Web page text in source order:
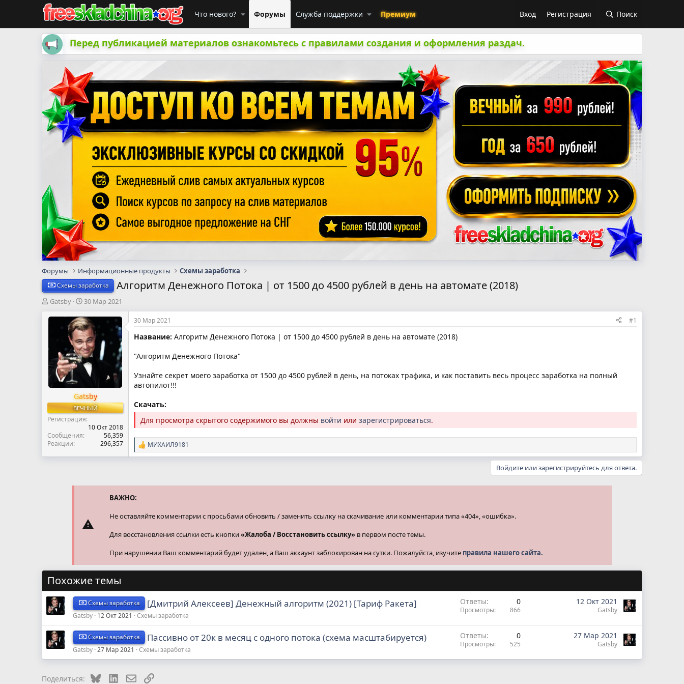
Что нового? Форумы Служба поддержки Премиум Вход Регистрация Поиск
Перед публикацией материалов ознакомьтесь с правилами создания и оформления раздач.
Форумы Информационные продукты Схемы заработка
Схемы заработка Алгоритм Денежного Потока | от 1500 до 4500 рублей в день на автомате (2018)
А
т
м
ы
Gatsby
Д
т
а
н
а
ч
а
л
30 Мар 2021
Gatsby
ВЕЧНЫЙ
Регистрация
10 Окт 2018
Сообщения
56,359
Реакции
296,357
30 Мар 2021 #1
Название: Алгоритм Денежного Потока | от 1500 до 4500 рублей в день на автомате (2018)
"Алгоритм Денежного Потока"
Узнайте секрет моего заработка от 1500 до 4500 рублей в день, на потоках трафика, и как поставить весь процесс заработка на полный
автопилот!!!
Скачать:
Для просмотра скрытого содержимого вы должны войти или зарегистрироваться.
Р
е
и
МИХАИЛ9181
Войдите или зарегистрируйтесь для ответа.
ВАЖНО:
Не оставляйте комментарии с просьбами обновить / заменить ссылку на скачивание или комментарии типа «404», «ошибка».
Для восстановления ссылки есть кнопки«Жалоба / Восстановить ссылку» в первом посте темы.
При нарушении Ваш комментарий будет удален, а Ваш аккаунт заблокирован на сутки. Пожалуйста, изучите правила нашего сайта.
Похожие темы
Схемы заработка [Дмитрий Алексеев] Денежный алгоритм (2021) [Тариф Ракета]
Gatsby 12 Окт 2021 Схемы заработка
Ответы 0
Просмотры 866
12 Окт 2021
Gatsby
Схемы заработка Пассивно от 20к в месяц с одного потока (схема масштабируется)
Gatsby 27 Мар 2021 Схемы заработка
Ответы 0
Просмотры 525
27 Мар 2021
Gatsby
Поделиться: BlueskyLinkedInЭлектронная почта
Ссылка